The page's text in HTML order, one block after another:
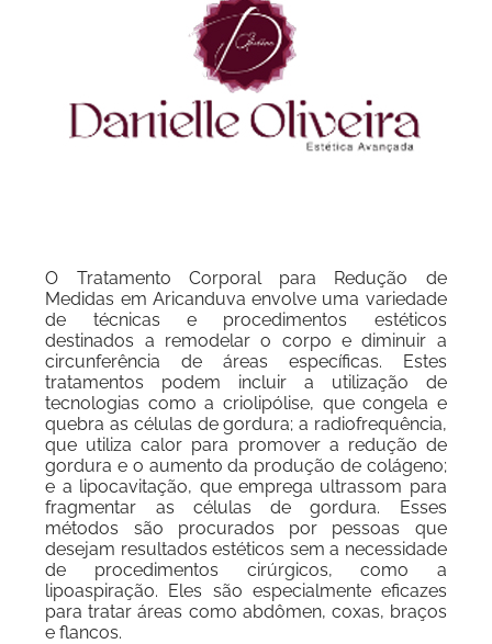
O Tratamento Corporal para Redução de
Medidas em Aricanduva envolve uma variedade
de técnicas e procedimentos estéticos
destinados a remodelar o corpo e diminuir a
circunferência de áreas específicas. Estes
tratamentos podem incluir a utilização de
tecnologias como a criolipólise, que congela e
quebra as células de gordura; a radiofrequência,
que utiliza calor para promover a redução de
gordura e o aumento da produção de colágeno;
e a lipocavitação, que emprega ultrassom para
fragmentar as células de gordura. Esses
métodos são procurados por pessoas que
desejam resultados estéticos sem a necessidade
de procedimentos cirúrgicos, como a
lipoaspiração. Eles são especialmente eficazes
para tratar áreas como abdômen, coxas, braços
e flancos.